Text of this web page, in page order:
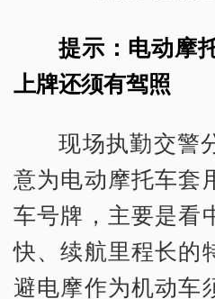
提示：电动摩
上牌还须有驾照
现场执勤交警
意为电动摩托车套
车号牌，主要是看
快、续航里程长的
避电摩作为机动车